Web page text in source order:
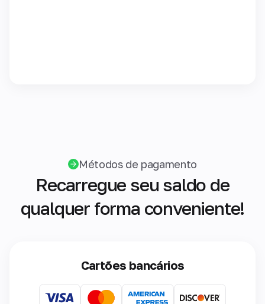
Métodos de pagamento
Recarregue seu saldo de
qualquer forma conveniente!
Cartões bancários